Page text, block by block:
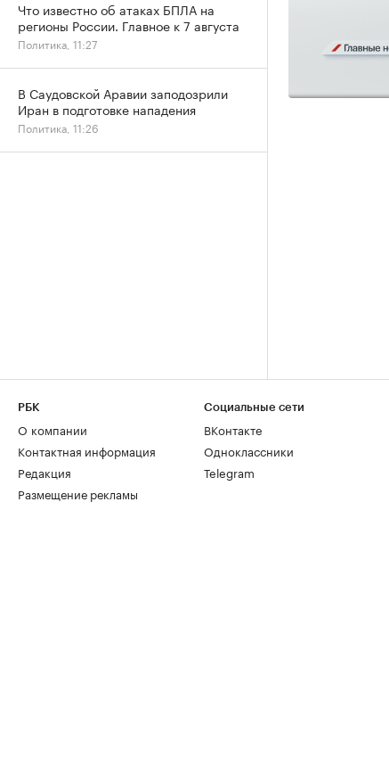
Что известно об атаках БПЛА на
регионы России. Главное к 7 августа
Политика, 11:27
В Саудовской Аравии заподозрили
Иран в подготовке нападения
Политика, 11:26
РБК
О компании
Контактная информация
Редакция
Размещение рекламы
Социальные сети
ВКонтакте
Одноклассники
Telegram